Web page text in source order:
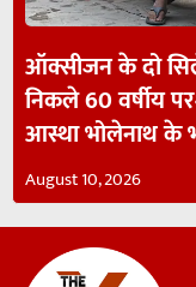
ऑक्सीजन के दो
निकले 60 वर्षीय
आस्था भोलेनाथ के
August 10, 2026